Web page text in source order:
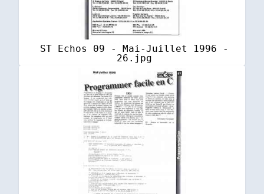
ST Echos 09 - Mai-Juillet 1996 -
26.jpg